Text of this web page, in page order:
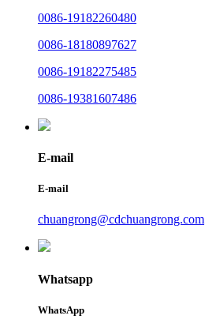
0086-19182260480
0086-18180897627
0086-19182275485
0086-19381607486
E-mail
E-mail
chuangrong@cdchuangrong.com
Whatsapp
WhatsApp